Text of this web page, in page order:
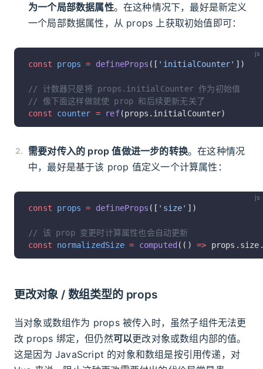
为一个局部数据属性。在这种情况下，最好是新定义
一个局部数据属性，从 props 上获取初始值即可：
js
const props = defineProps ([ 'initialCounter' ])
// 计数器只是将 props.initialCounter 作为初始值
// 像下面这样做就使 prop 和后续更新无关了
const counter = ref(props.initialCounter)
需要对传入的 prop 值做进一步的转换。在这种情况
中，最好是基于该 prop 值定义一个计算属性：
js
const props = defineProps ([ 'size' ])
// 该 prop 变更时计算属性也会自动更新
const normalizedSize = computed (() =>
更改对象 / 数组类型的 props
当对象或数组作为 props 被传入时，虽然子组件无法更
改 props 绑定，但仍然可以更改对象或数组内部的值。
这是因为 JavaScript 的对象和数组是按引用传递，对